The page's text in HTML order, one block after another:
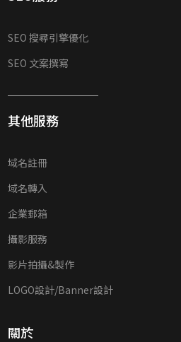
SEO 搜尋引擎優化
SEO 文案撰寫
其他服務
域名註冊
域名轉入
企業郵箱
攝影服務
影片拍攝&製作
LOGO設計/Banner設計
關於